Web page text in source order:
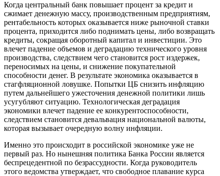
Когда центральный банк повышает процент за кредит и
сжимает денежную массу, производственным предприятиям,
рентабельность которых оказывается ниже рыночной ставки
процента, приходится либо поднимать цены, либо возвращать
кредиты, сокращая оборотный капитал и инвестиции. Это
влечет падение объемов и деградацию технического уровня
производства, следствием чего становится рост издержек,
переносимых на цены, и снижение покупательной
способности денег. В результате экономика оказывается в
стагфляционной ловушке. Попытки ЦБ снизить инфляцию
путем дальнейшего ужесточения денежной политики лишь
усугубляют ситуацию. Технологическая деградация
экономики влечет падение ее конкурентоспособности,
следствием становится девальвация национальной валюты,
которая вызывает очередную волну инфляции.
Именно это происходит в российской экономике уже не
первый раз. Но нынешняя политика Банка России является
беспрецедентной по безрассудности. Когда руководитель
этого ведомства утверждает, что свободное плавание курса